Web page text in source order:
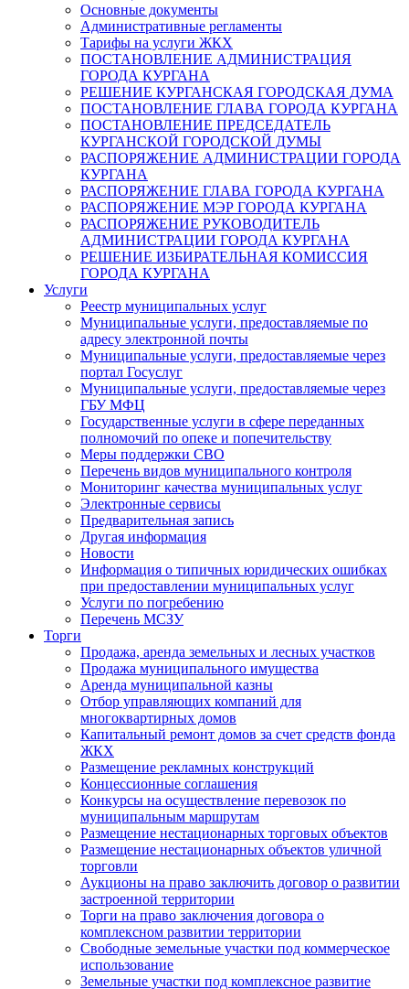
Основные документы
Административные регламенты
Тарифы на услуги ЖКХ
ПОСТАНОВЛЕНИЕ АДМИНИСТРАЦИЯ
ГОРОДА КУРГАНА
РЕШЕНИЕ КУРГАНСКАЯ ГОРОДСКАЯ ДУМА
ПОСТАНОВЛЕНИЕ ГЛАВА ГОРОДА КУРГАНА
ПОСТАНОВЛЕНИЕ ПРЕДСЕДАТЕЛЬ
КУРГАНСКОЙ ГОРОДСКОЙ ДУМЫ
РАСПОРЯЖЕНИЕ АДМИНИСТРАЦИИ ГОРОДА
КУРГАНА
РАСПОРЯЖЕНИЕ ГЛАВА ГОРОДА КУРГАНА
РАСПОРЯЖЕНИЕ МЭР ГОРОДА КУРГАНА
РАСПОРЯЖЕНИЕ РУКОВОДИТЕЛЬ
АДМИНИСТРАЦИИ ГОРОДА КУРГАНА
РЕШЕНИЕ ИЗБИРАТЕЛЬНАЯ КОМИССИЯ
ГОРОДА КУРГАНА
Услуги
Реестр муниципальных услуг
Муниципальные услуги, предоставляемые по
адресу электронной почты
Муниципальные услуги, предоставляемые через
портал Госуслуг
Муниципальные услуги, предоставляемые через
ГБУ МФЦ
Государственные услуги в сфере переданных
полномочий по опеке и попечительству
Меры поддержки СВО
Перечень видов муниципального контроля
Мониторинг качества муниципальных услуг
Электронные сервисы
Предварительная запись
Другая информация
Новости
Информация о типичных юридических ошибках
при предоставлении муниципальных услуг
Услуги по погребению
Перечень МСЗУ
Торги
Продажа, аренда земельных и лесных участков
Продажа муниципального имущества
Аренда муниципальной казны
Отбор управляющих компаний для
многоквартирных домов
Капитальный ремонт домов за счет средств фонда
ЖКХ
Размещение рекламных конструкций
Концессионные соглашения
Конкурсы на осуществление перевозок по
муниципальным маршрутам
Размещение нестационарных торговых объектов
Размещение нестационарных объектов уличной
торговли
Аукционы на право заключить договор о развитии
застроенной территории
Торги на право заключения договора о
комплексном развитии территории
Свободные земельные участки под коммерческое
использование
Земельные участки под комплексное развитие